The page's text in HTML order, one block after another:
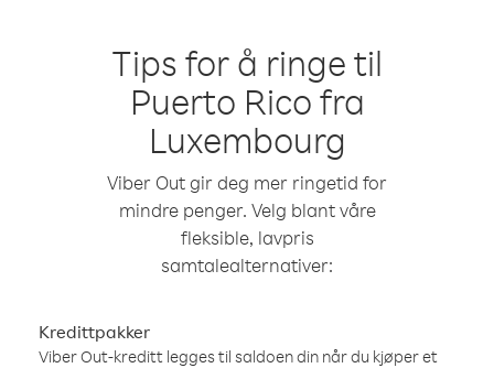
Tips for å ringe til
Puerto Rico fra
Luxembourg
Viber Out gir deg mer ringetid for
mindre penger. Velg blant våre
fleksible, lavpris
samtalealternativer:
Kredittpakker
Viber Out-kreditt legges til saldoen din når du kjøper et